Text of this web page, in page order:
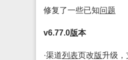
修复了一些已知问题
v6.77.0版本
·渠道列表页改版升级